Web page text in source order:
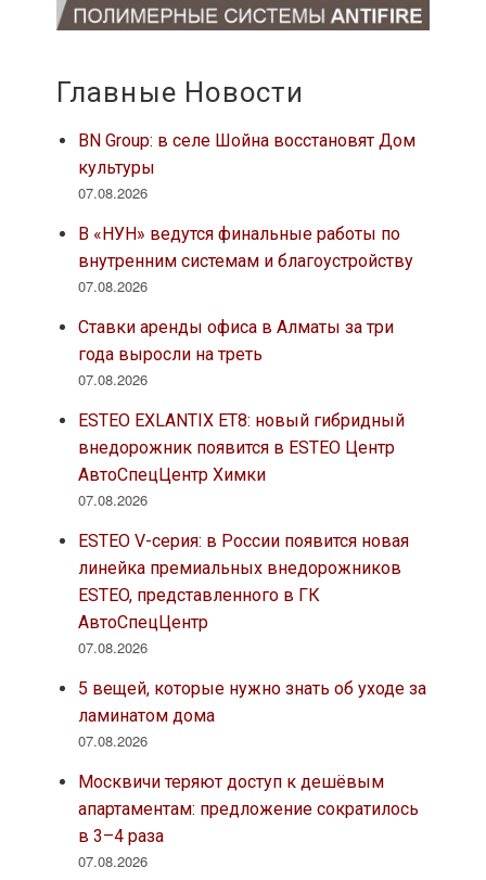
Главные Новости
BN Group: в селе Шойна восстановят Дом
культуры
07.08.2026
В «НУН» ведутся финальные работы по
внутренним системам и благоустройству
07.08.2026
Ставки аренды офиса в Алматы за три
года выросли на треть
07.08.2026
ESTEO EXLANTIX ET8: новый гибридный
внедорожник появится в ESTEO Центр
АвтоСпецЦентр Химки
07.08.2026
ESTEO V-серия: в России появится новая
линейка премиальных внедорожников
ESTEO, представленного в ГК
АвтоСпецЦентр
07.08.2026
5 вещей, которые нужно знать об уходе за
ламинатом дома
07.08.2026
Москвичи теряют доступ к дешёвым
апартаментам: предложение сократилось
в 3–4 раза
07.08.2026